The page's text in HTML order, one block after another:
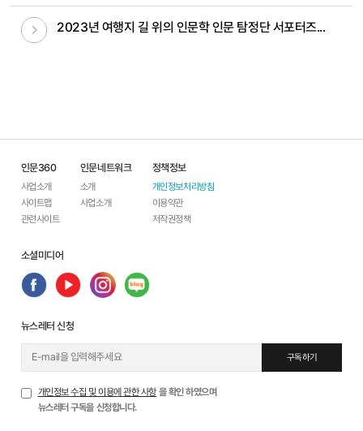
다음글
2023년 여행지 길 위의 인문학 인문 탐정단 서포터즈...
인문360
사업소개
사이트맵
관련사이트
인문네트워크
소개
사업소개
정책정보
개인정보처리방침
이용약관
저작권정책
소셜미디어
뉴스레터 신청
구독하기
개인정보 수집 및 이용에 관한 사항 을 확인 하였으며
뉴스레터 구독을 신청합니다.